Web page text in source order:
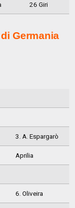
26 Giri
Germania
3. A. Espargarò
Aprilia
6. Oliveira